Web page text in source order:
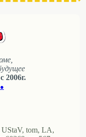
2006г.
tom, LA,